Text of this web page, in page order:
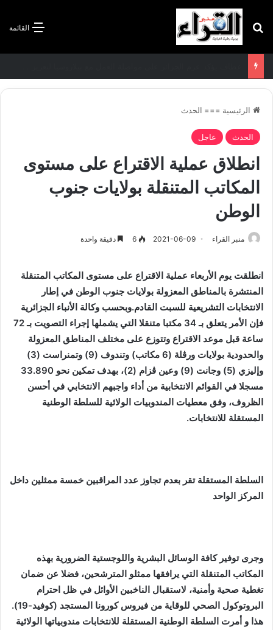
القائمة بحث عن
الرئيسية === الحدث
الحدث عاجل
انطلاق عملية الاقتراع على مستوى
المكاتب المتنقلة بولايات جنوب
الوطن
منبر القراء 2021-06-09
6 دقيقة واحدة
انطلقت يوم الأربعاء عملية الاقتراع على مستوى المكاتب المتنقلة
المنتشرة بالمناطق المعزولة بولايات جنوب الوطن في إطار
الانتخابات التشريعية للسبت القادم.وبحسب وكالة الأنباء الجزائرية
فإن الأمر يتعلق بـ 34 مكتبا متنقلا التي يشملها إجراء التصويت بـ 72
ساعة قبل موعد الاقتراع وتتوزع على مختلف المناطق المعزولة
والحدودية بولايات ورڤلة (6 مكاتب) وتندوف (9) وتمنراست (3)
وإليزي (5) وجانت (9) وعين ڤزام (2)، بهدف تمكين نحو 33.890
مسجلا في القوائم الانتخابية من أداء واجبهم الانتخابي في أحسن
الظروف، وفق معطيات المندوبيات الولائية للسلطة الوطنية
المستقلة للانتخابات.
السلطة المستقلة تقر بعدم تجاوز عدد المراقبين خمسة ممثلين داخل
المركز الواحد
وجرى توفير كافة الوسائل البشرية واللوجستية الضرورية بهذه
المكاتب المتنقلة التي يرافقها ممثلو المترشحين، فضلا عن ضمان
تغطية صحية وأمنية، لاستقبال الناخبين الأوائل في ظل احترام
البروتوكول الصحي للوقاية من فيروس كورونا المستجد (كوفيد-19).
هذا و أمرت السلطة الوطنية المستقلة للانتخابات مندوبياتها الولائية